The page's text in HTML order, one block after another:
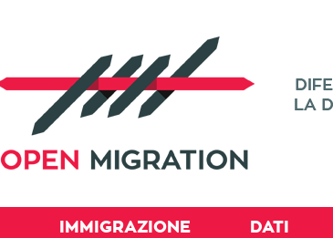
IMMIGRAZIONE
DATI